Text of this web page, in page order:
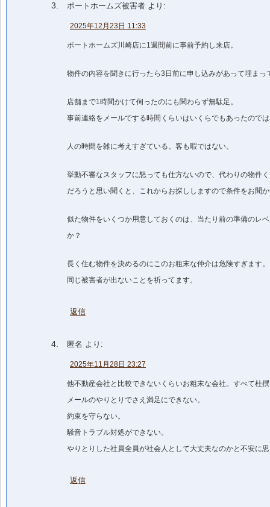
ポートホームズ被害者 より:
2025年12月23日 11:33
ポートホームズ川崎店に1週間前に事前予約し来店。
物件の内容を聞きに行ったら3日前に申し込みがあって埋まっ
店舗まで1時間かけて伺ったのにも関わらず無駄足。
事前連絡をメールでする時間くらいはいくらでもあったので
人の時間を雑に考えすぎている。客も暇ではない。
挙動不審なスタッフに怒っても仕方ないので、代わりの物件
だろうと思い聞くと、これからお探ししますので条件をお聞
似た物件をいくつか用意しておくのは、当たり前の準備のレ
か？
長く住む物件を決めるのにこのお粗末な仲介は危険すぎます。
同じ被害者が出ないことを祈ってます。
返信
匿名 より:
2025年11月28日 23:27
他不動産会社と比較できないくらいお粗末な会社。すべて杜
メールのやりとりでさえ満足にできない。
約束を守らない。
騒音トラブル対処ができない。
やりとりした社員全員が社会人として大丈夫なのかと不安に
返信